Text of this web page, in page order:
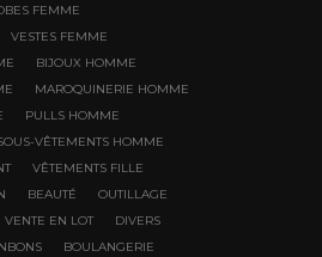
FEMME
VESTES FEMME
BIJOUX HOMME
MAROQUINERIE HOMME
PULLS HOMME
VÊTEMENTS HOMME
VÊTEMENTS FILLE
BEAUTÉ
OUTILLAGE
VENTE EN LOT
DIVERS
BOULANGERIE